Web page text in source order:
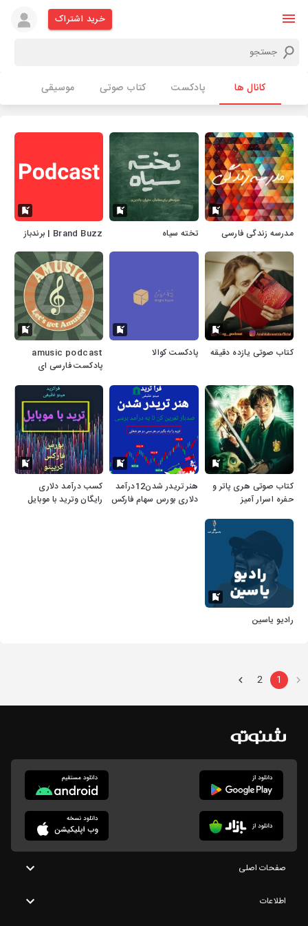
خرید اشتراک
کانال ها پادکست کتاب صوتی موسیقی
مدرسه زندگی فارسی تخته سیاه Brand Buzz | برندباز
کتاب صوتی یازده دقیقه پادکست کوالا
amusic podcast
پادکست فارسی ای
کتاب صوتی هری پاتر و
حفره اسرار آمیز
هنر تریدر شدن12درآمد
دلاری بورس سهام فارکس
کسب درآمد دلاری
رایگان وترید با موبایل
رادیو یاسین
1
2
صفحات اصلی
اطلاعات